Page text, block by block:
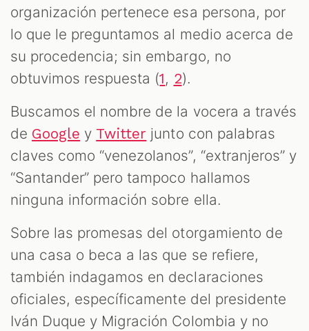
organización pertenece esa persona, por
lo que le preguntamos al medio acerca de
su procedencia; sin embargo, no
obtuvimos respuesta (1, 2).
Buscamos el nombre de la vocera a través
de Google y Twitter junto con palabras
claves como “venezolanos”, “extranjeros” y
“Santander” pero tampoco hallamos
ninguna información sobre ella.
Sobre las promesas del otorgamiento de
una casa o beca a las que se refiere,
también indagamos en declaraciones
oficiales, específicamente del presidente
Iván Duque y Migración Colombia y no